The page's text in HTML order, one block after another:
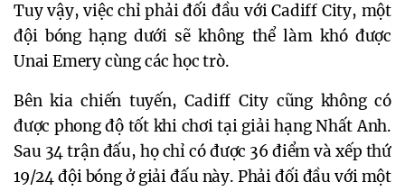
Tuy vậy, việc chỉ phải đối đầu với Cadiff City, một
đội bóng hạng dưới sẽ không thể làm khó được
Unai Emery cùng các học trò.
Bên kia chiến tuyến, Cadiff City cũng không có
được phong độ tốt khi chơi tại giải hạng Nhất Anh.
Sau 34 trận đấu, họ chỉ có được 36 điểm và xếp thứ
19/24 đội bóng ở giải đấu này. Phải đối đầu với một